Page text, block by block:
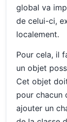
global va
de celui-ci,
localement.
Pour cela, il
un objet
Cet objet
pour chacun
ajouter un